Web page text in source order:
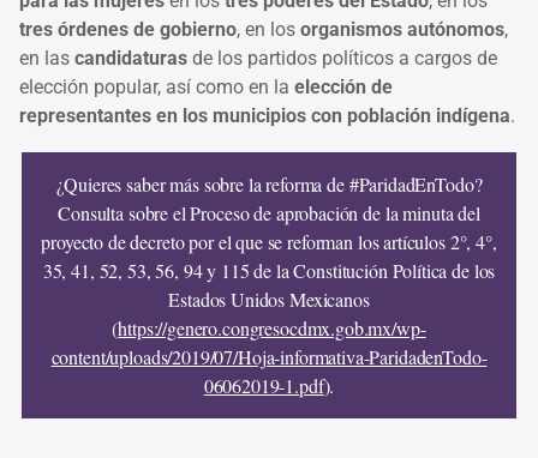
tres órdenes de gobierno, en los organismos autónomos,
en las candidaturas de los partidos políticos a cargos de
elección popular, así como en la elección de
representantes en los municipios con población indígena.
¿Quieres saber más sobre la reforma de #ParidadEnTodo?
Consulta sobre el Proceso de aprobación de la minuta del
proyecto de decreto por el que se reforman los artículos 2°, 4°,
35, 41, 52, 53, 56, 94 y 115 de la Constitución Política de los
Estados Unidos Mexicanos
(https://genero.congresocdmx.gob.mx/wp-
content/uploads/2019/07/Hoja-informativa-ParidadenTodo-
06062019-1.pdf).